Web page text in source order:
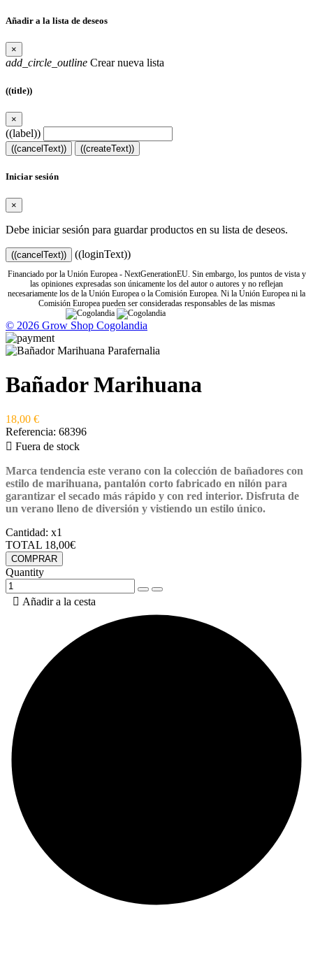
Añadir a la lista de deseos
×
add_circle_outline Crear nueva lista
((title))
×
((label))
((cancelText)) ((createText))
Iniciar sesión
×
Debe iniciar sesión para guardar productos en su lista de deseos.
((cancelText)) ((loginText))
Financiado por la Unión Europea - NextGenerationEU. Sin embargo, los puntos de vista y
las opiniones expresadas son únicamente los del autor o autores y no reflejan
necesariamente los de la Unión Europea o la Comisión Europea. Ni la Unión Europea ni la
Comisión Europea pueden ser consideradas responsables de las mismas
© 2026 Grow Shop Cogolandia
Bañador Marihuana
18,00 €
Referencia: 68396
 Fuera de stock
Marca tendencia este verano con la colección de bañadores con
estilo de marihuana, pantalón corto fabricado en nilón para
garantizar el secado más rápido y con red interior. Disfruta de
un verano lleno de diversión y vistiendo un estilo único.
Cantidad: x1
TOTAL 18,00€
COMPRAR
Quantity
 Añadir a la cesta